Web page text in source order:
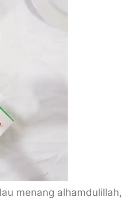
menang alhamdulillah,